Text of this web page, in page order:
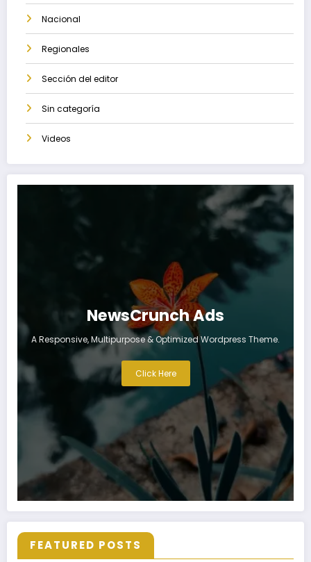
Nacional
Regionales
Sección del editor
Sin categoría
Videos
NewsCrunch Ads
A Responsive, Multipurpose & Optimized Wordpress Theme.
Click Here
FEATURED POSTS